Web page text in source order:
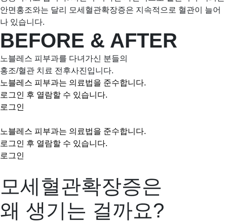
안면홍조와는 달리 모세혈관확장증은 지속적으로 혈관이 늘어
나 있습니다.
BEFORE & AFTER
노블레스 피부과를 다녀가신 분들의
홍조/혈관 치료 전후사진입니다.
노블레스 피부과는 의료법을 준수합니다.
로그인 후 열람할 수 있습니다.
로그인
노블레스 피부과는 의료법을 준수합니다.
로그인 후 열람할 수 있습니다.
로그인
모세혈관확장증은
왜 생기는 걸까요?